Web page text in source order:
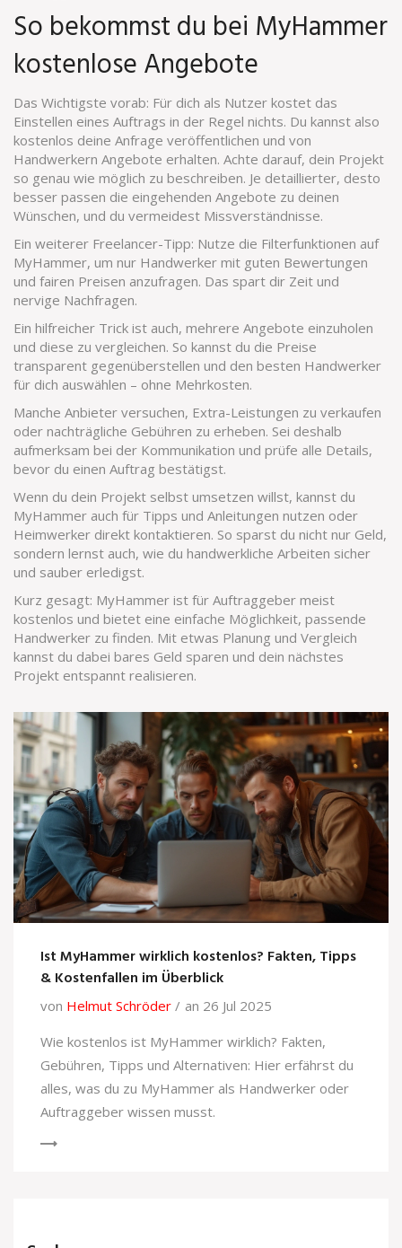
So bekommst du bei MyHammer
kostenlose Angebote
Das Wichtigste vorab: Für dich als Nutzer kostet das
Einstellen eines Auftrags in der Regel nichts. Du kannst also
kostenlos deine Anfrage veröffentlichen und von
Handwerkern Angebote erhalten. Achte darauf, dein Projekt
so genau wie möglich zu beschreiben. Je detaillierter, desto
besser passen die eingehenden Angebote zu deinen
Wünschen, und du vermeidest Missverständnisse.
Ein weiterer Freelancer-Tipp: Nutze die Filterfunktionen auf
MyHammer, um nur Handwerker mit guten Bewertungen
und fairen Preisen anzufragen. Das spart dir Zeit und
nervige Nachfragen.
Ein hilfreicher Trick ist auch, mehrere Angebote einzuholen
und diese zu vergleichen. So kannst du die Preise
transparent gegenüberstellen und den besten Handwerker
für dich auswählen – ohne Mehrkosten.
Manche Anbieter versuchen, Extra-Leistungen zu verkaufen
oder nachträgliche Gebühren zu erheben. Sei deshalb
aufmerksam bei der Kommunikation und prüfe alle Details,
bevor du einen Auftrag bestätigst.
Wenn du dein Projekt selbst umsetzen willst, kannst du
MyHammer auch für Tipps und Anleitungen nutzen oder
Heimwerker direkt kontaktieren. So sparst du nicht nur Geld,
sondern lernst auch, wie du handwerkliche Arbeiten sicher
und sauber erledigst.
Kurz gesagt: MyHammer ist für Auftraggeber meist
kostenlos und bietet eine einfache Möglichkeit, passende
Handwerker zu finden. Mit etwas Planung und Vergleich
kannst du dabei bares Geld sparen und dein nächstes
Projekt entspannt realisieren.
Ist MyHammer wirklich kostenlos? Fakten, Tipps
& Kostenfallen im Überblick
von Helmut Schröder
an 26 Jul 2025
Wie kostenlos ist MyHammer wirklich? Fakten,
Gebühren, Tipps und Alternativen: Hier erfährst du
alles, was du zu MyHammer als Handwerker oder
Auftraggeber wissen musst.